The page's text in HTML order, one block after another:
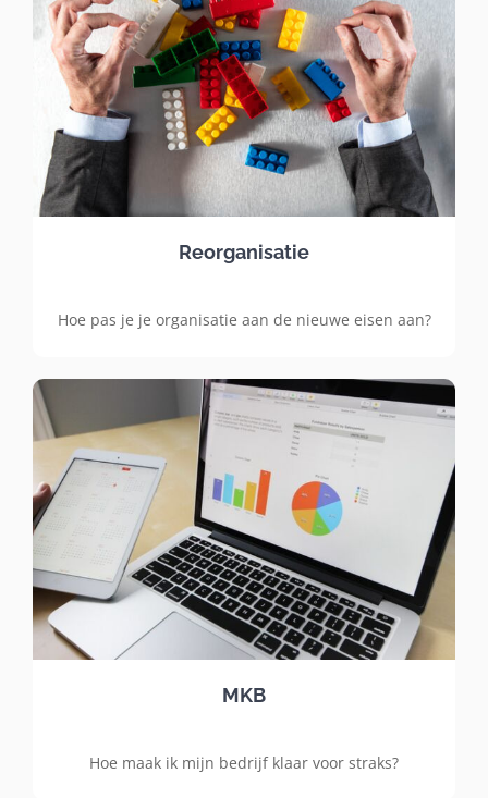
Zoeken
Reorganisatie
Hoe pas je je organisatie aan de nieuwe eisen aan?
MKB
Hoe maak ik mijn bedrijf klaar voor straks?